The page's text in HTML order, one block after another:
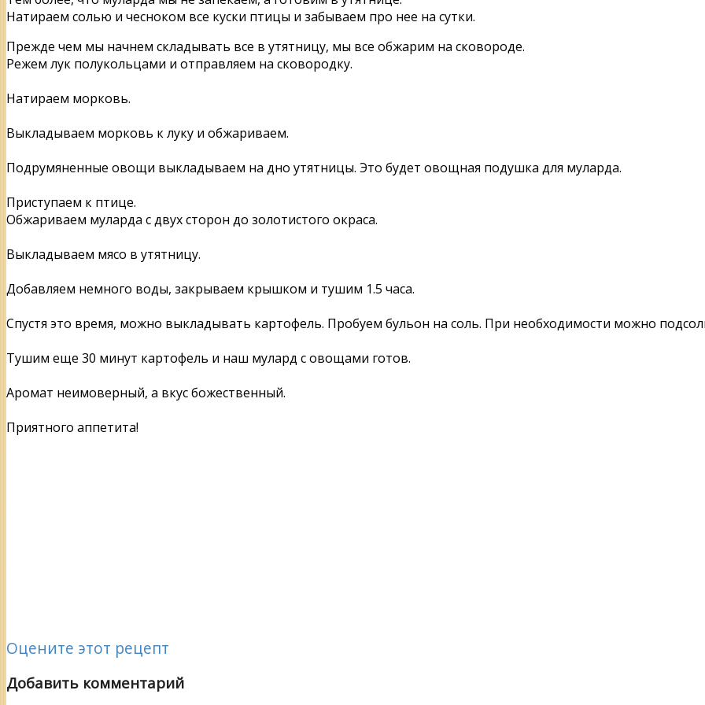
Натираем солью и чесноком все куски птицы и забываем про нее на сутки.
Прежде чем мы начнем складывать все в утятницу, мы все обжарим на сковороде.
Режем лук полукольцами и отправляем на сковородку.
Натираем морковь.
Выкладываем морковь к луку и обжариваем.
Подрумяненные овощи выкладываем на дно утятницы. Это будет овощная подушка для муларда.
Приступаем к птице.
Обжариваем муларда с двух сторон до золотистого окраса.
Выкладываем мясо в утятницу.
Добавляем немного воды, закрываем крышком и тушим 1.5 часа.
Спустя это время, можно выкладывать картофель. Пробуем бульон на соль. При необходимости можно
Тушим еще 30 минут картофель и наш мулард с овощами готов.
Аромат неимоверный, а вкус божественный.
Приятного аппетита!
Оцените этот рецепт
Добавить комментарий